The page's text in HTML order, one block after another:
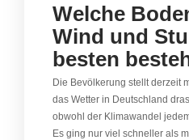
Welche
Wind und
besten
Die Bevölkerung stellt derzeit
das Wetter in Deutschland
obwohl der Klimawandel
Es ging nur viel schneller als